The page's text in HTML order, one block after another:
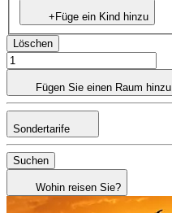
+Füge ein Kind hinzu
Löschen
Fügen Sie einen Raum hinzu
Sondertarife
Suchen
Wohin reisen Sie?